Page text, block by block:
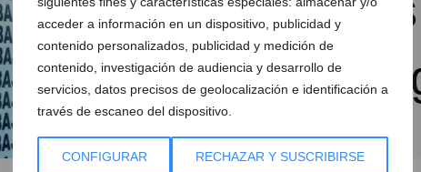
acceder a información en un dispositivo, publicidad y
contenido personalizados, publicidad y medición de
contenido, investigación de audiencia y desarrollo de
servicios, datos precisos de geolocalización e identificación a
través de escaneo del dispositivo.
CONFIGURAR RECHAZAR Y SUSCRIBIRSE